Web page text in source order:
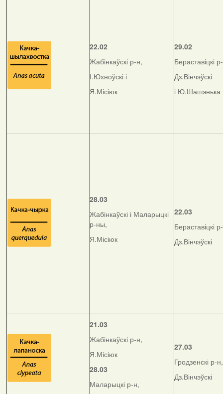
22.02
Жабінкаўскі р-н,
І.Юхноўскі і
Я.Місіюк
29.02
Бераставіцкі
Дз.Вінчэўскі
і Ю.Шашэнька
28.03
Жабінкаўскі і Маларыцкі
р-ны,
Я.Місіюк
22.03
Бераставіцкі
Дз.Вінчэўскі
21.03
Жабінкаўскі р-н,
Я.Місіюк
28.03
Маларыцкі р-н,
27.03
Гродзенскі р-н,
Дз.Вінчэўскі